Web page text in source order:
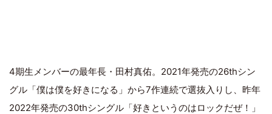
4期生メンバーの最年長・田村真佑。2021年発売の26thシン
グル「僕は僕を好きになる」から7作連続で選抜入りし、昨年
2022年発売の30thシングル「好きというのはロックだぜ！」